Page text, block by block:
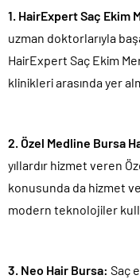
1. HairExpert Saç Ekim
uzman doktorlarıyla
HairExpert Saç Ekim
klinikleri arasında yer
2. Özel Medline Bursa
yıllardır hizmet veren
konusunda da hizmet
modern teknolojiler
3. Neo Hair Bursa: Saç